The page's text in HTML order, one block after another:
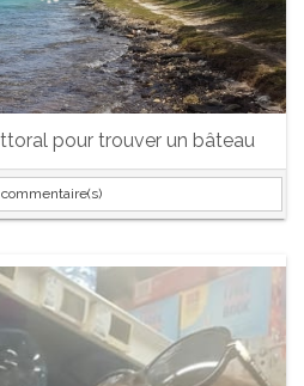
pour trouver un bâteau
commentaire(s)